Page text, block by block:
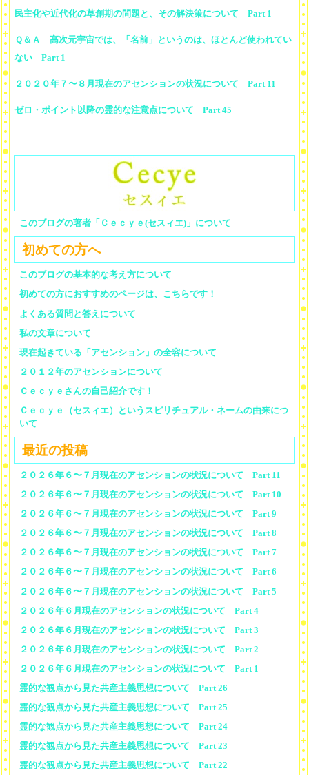
民主化や近代化の草創期の問題と、その解決策について Part 1
Ｑ＆Ａ 高次元宇宙では、「名前」というのは、ほとんど使われてい
ない Part 1
２０２０年７〜８月現在のアセンションの状況について Part 11
ゼロ・ポイント以降の霊的な注意点について Part 45
このブログの著者「Ｃｅｃｙｅ(セスィエ)」について
初めての方へ
このブログの基本的な考え方について
初めての方におすすめのページは、こちらです！
よくある質問と答えについて
私の文章について
現在起きている「アセンション」の全容について
２０１２年のアセンションについて
Ｃｅｃｙｅさんの自己紹介です！
Ｃｅｃｙｅ（セスィエ）というスピリチュアル・ネームの由来につ
いて
最近の投稿
２０２６年６〜７月現在のアセンションの状況について Part 11
２０２６年６〜７月現在のアセンションの状況について Part 10
２０２６年６〜７月現在のアセンションの状況について Part 9
２０２６年６〜７月現在のアセンションの状況について Part 8
２０２６年６〜７月現在のアセンションの状況について Part 7
２０２６年６〜７月現在のアセンションの状況について Part 6
２０２６年６〜７月現在のアセンションの状況について Part 5
２０２６年６月現在のアセンションの状況について Part 4
２０２６年６月現在のアセンションの状況について Part 3
２０２６年６月現在のアセンションの状況について Part 2
２０２６年６月現在のアセンションの状況について Part 1
霊的な観点から見た共産主義思想について Part 26
霊的な観点から見た共産主義思想について Part 25
霊的な観点から見た共産主義思想について Part 24
霊的な観点から見た共産主義思想について Part 23
霊的な観点から見た共産主義思想について Part 22